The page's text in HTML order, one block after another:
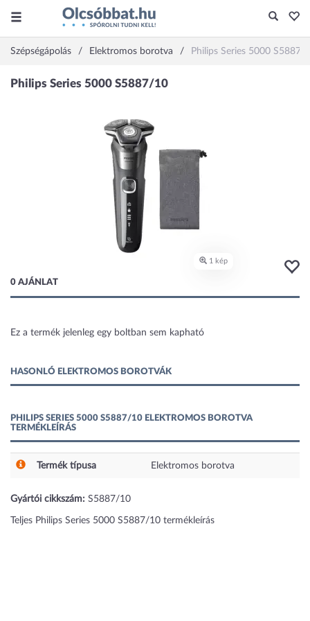
Szépségápolás Elektromos borotva Philips Series 5000 S5887/
0 AJÁNLAT
Ez a termék jelenleg egy boltban sem kapható
HASONLÓ ELEKTROMOS BOROTVÁK
PHILIPS SERIES 5000 S5887/10 ELEKTROMOS BOROTVA
TERMÉKLEÍRÁS
Termék típusa Elektromos borotva
Gyártói cikkszám: S5887/10
Teljes Philips Series 5000 S5887/10 termékleírás